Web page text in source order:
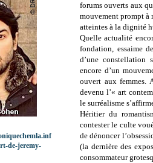
forums ouverts aux
mouvement prompt à
atteintes à la dignité
Quelle actualité
fondation, essaime
d’une constellation
encore d’un
ouvert aux femmes.
devenu l’« art
le surréalisme
Héritier du
contester le culte
de dénoncer
(la dernière des
consommateur
de-jeremy-